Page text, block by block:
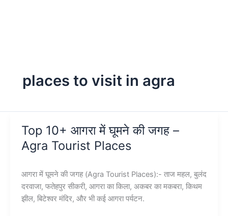
places to visit in agra
Top 10+ आगरा में घूमने की जगह –
Agra Tourist Places
आगरा में घूमने की जगह (Agra Tourist Places):- ताज महल, बुलंद
दरवाजा, फतेहपुर सीकरी, आगरा का किला, अकबर का मकबरा, किथम
झील, बिटेश्वर मंदिर, और भी कई आगरा पर्यटन.